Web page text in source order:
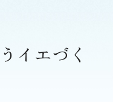
イエづく